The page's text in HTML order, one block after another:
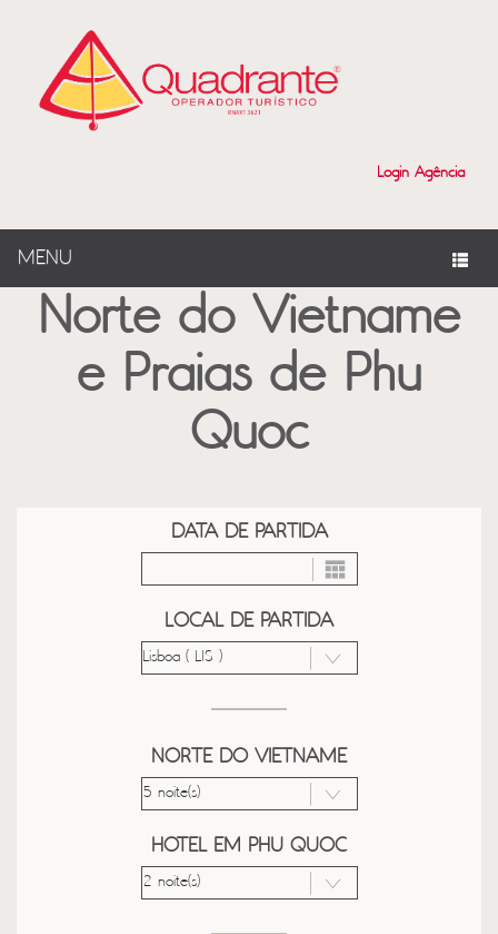
Login Agência
MENU
Norte do Vietname
e Praias de Phu
Quoc
DATA DE PARTIDA
LOCAL DE PARTIDA
NORTE DO VIETNAME
HOTEL EM PHU QUOC